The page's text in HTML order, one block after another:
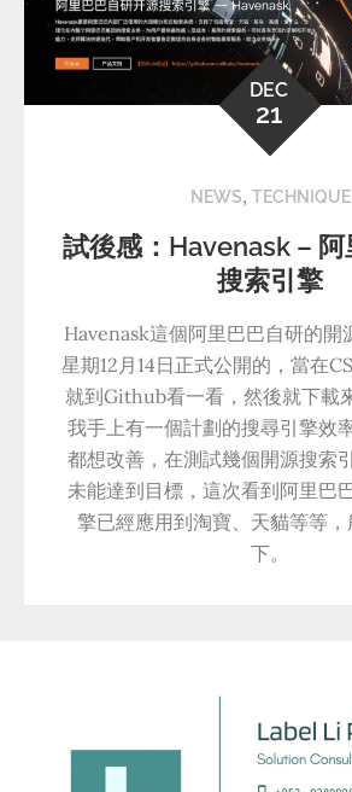
DEC
21
NEWS, TECHNIQUE
試後感：Havenask –
搜索引擎
Havenask這個阿里巴巴自研的開
星期12月14日正式公開的，當在
就到Github看一看，然後就下載
我手上有一個計劃的搜尋引擎效
都想改善，在測試幾個開源搜索
未能達到目標，這次看到阿里巴
擎已經應用到淘寶、天貓等等
下。